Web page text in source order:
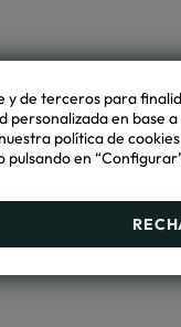
de terceros para
personalizada en base
política de
pulsando en